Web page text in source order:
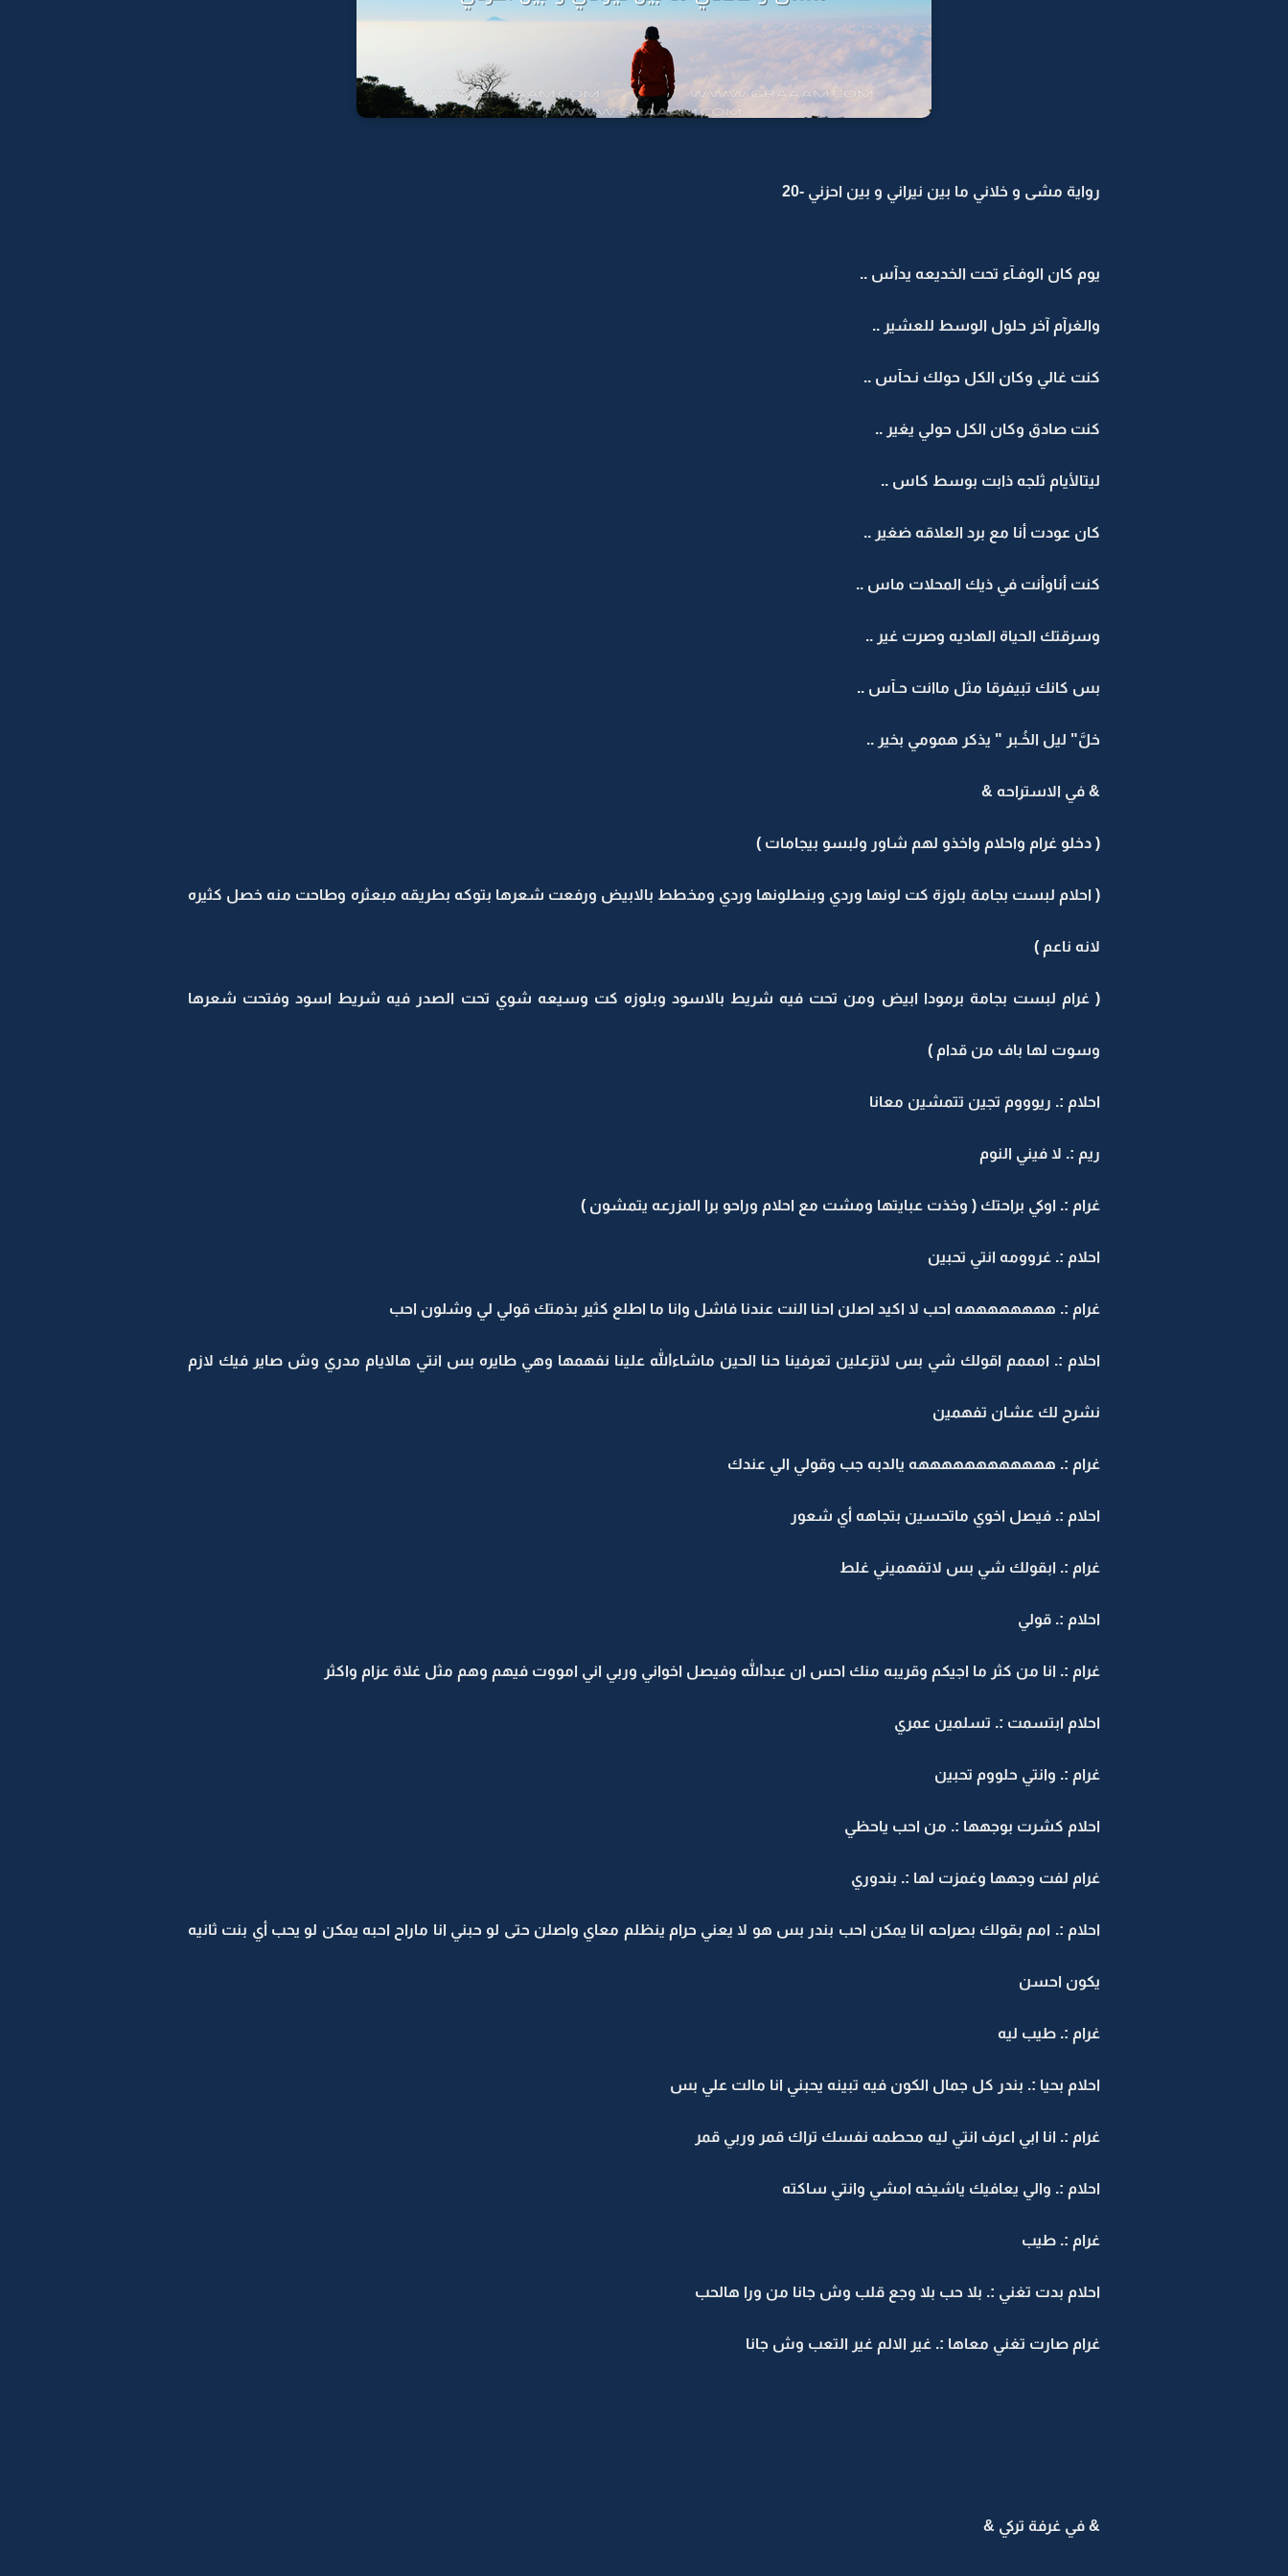
رواية مشى و خلاني ما بين نيراني و بين احزني -20
يوم كان الوفـآء تحت الخديعه يدآس ..
والغرآم آخر حلول الوسط للعشير ..
كنت غالي وكان الكل حولك نـحآس ..
كنت صادق وكان الكل حولي يغير ..
ليتالأيام ثلجه ذابت بوسط كاس ..
كان عودت أنا مع برد العلاقه ضغير ..
كنت أناوأنت في ذيك المحلات ماس ..
وسرقتك الحياة الهاديه وصرت غير ..
بس كانك تبيفرقا مثل ماانت حـآس ..
خلَّ" ليل الخُـبر " يذكر همومي بخير ..
& في الاستراحه &
( دخلو غرام واحلام واخذو لهم شاور ولبسو بيجامات )
( احلام لبست بجامة بلوزة كت لونها وردي وبنطلونها وردي ومخطط بالابيض ورفعت شعرها بتوكه بطريقه مبعثره وطاحت منه خصل كثيره
لانه ناعم )
( غرام لبست بجامة برمودا ابيض ومن تحت فيه شريط بالاسود وبلوزه كت وسيعه شوي تحت الصدر فيه شريط اسود وفتحت شعرها
وسوت لها باف من قدام )
احلام :. ريوووم تجين تتمشين معانا
ريم :. لا فيني النوم
غرام :. اوكي براحتك ( وخذت عبايتها ومشت مع احلام وراحو برا المزرعه يتمشون )
احلام :. غروومه انتي تحبين
غرام :. ههههههههه احب لا اكيد اصلن احنا النت عندنا فاشل وانا ما اطلع كثير بذمتك قولي لي وشلون احب
احلام :. امممم اقولك شي بس لاتزعلين تعرفينا حنا الحين ماشاءالله علينا نفهمها وهي طايره بس انتي هالايام مدري وش صاير فيك لازم
نشرح لك عشان تفهمين
غرام :. ههههههههههههه يالدبه جب وقولي الي عندك
احلام :. فيصل اخوي ماتحسين بتجاهه أي شعور
غرام :. ابقولك شي بس لاتفهميني غلط
احلام :. قولي
غرام :. انا من كثر ما اجيكم وقريبه منك احس ان عبدالله وفيصل اخواني وربي اني امووت فيهم وهم مثل غلاة عزام واكثر
احلام ابتسمت :. تسلمين عمري
غرام :. وانتي حلووم تحبين
احلام كشرت بوجهها :. من احب ياحظي
غرام لفت وجهها وغمزت لها :. بندوري
احلام :. امم بقولك بصراحه انا يمكن احب بندر بس هو لا يعني حرام ينظلم معاي واصلن حتى لو حبني انا ماراح احبه يمكن لو يحب أي بنت ثانيه
يكون احسن
غرام :. طيب ليه
احلام بحيا :. بندر كل جمال الكون فيه تبينه يحبني انا مالت علي بس
غرام :. انا ابي اعرف انتي ليه محطمه نفسك تراك قمر وربي قمر
احلام :. والي يعافيك ياشيخه امشي وانتي ساكته
غرام :. طيب
احلام بدت تغني :. بلا حب بلا وجع قلب وش جانا من ورا هالحب
غرام صارت تغني معاها :. غير الالم غير التعب وش جانا
& في غرفة تركي &